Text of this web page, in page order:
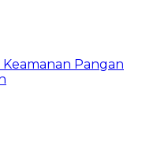
Keamanan Pangan